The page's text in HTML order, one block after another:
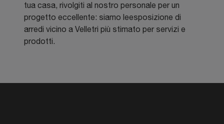
tua casa, rivolgiti al nostro personale per un
progetto eccellente: siamo leesposizione di
arredi vicino a Velletri più stimato per servizi e
prodotti.